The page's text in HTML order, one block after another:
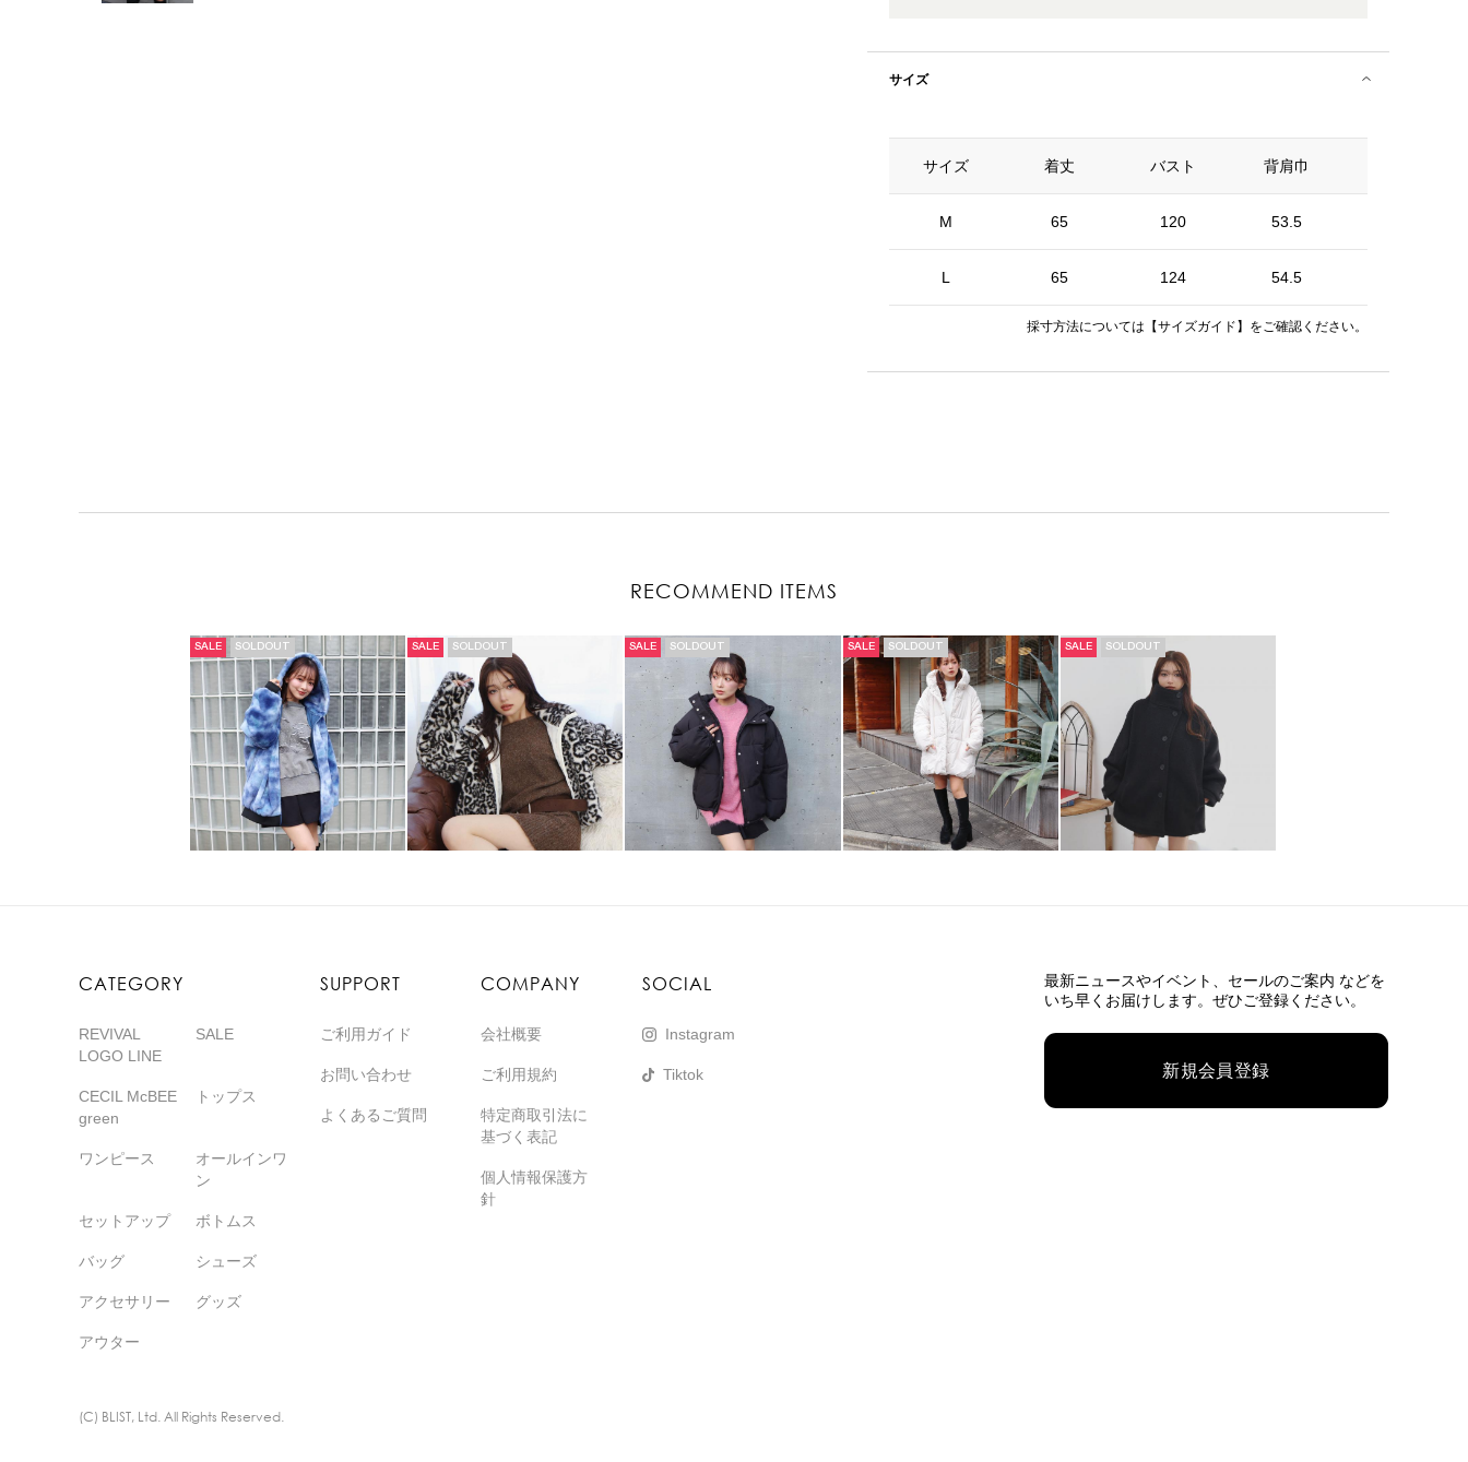
サイズ
サイズ
M
L
着丈 バスト 背肩巾
65 120 53.5
65 124 54.5
採寸方法については 【サイズガイド】 をご確認ください。
RECOMMEND ITEMS
SALE SOLDOUT SALE SOLDOUT SALE SOLDOUT SALE SOLDOUT SALE SOLDOUT
CATEGORY
REVIVAL
LOGO LINE
SALE
CECIL McBEE
green
トップス
ワンピース
オールインワ
ン
セットアップ ボトムス
バッグ シューズ
アクセサリー グッズ
アウター
SUPPORT
ご利用ガイド
お問い合わせ
よくあるご質問
COMPANY
会社概要
ご利用規約
特定商取引法に
基づく表記
個人情報保護方
針
SOCIAL
Instagram
Tiktok
最新ニュースやイベント、 セールのご案内 などを
いち早くお届けします。ぜひご登録ください。
新規会員登録
(C) BLIST, Ltd. All Rights Reserved.